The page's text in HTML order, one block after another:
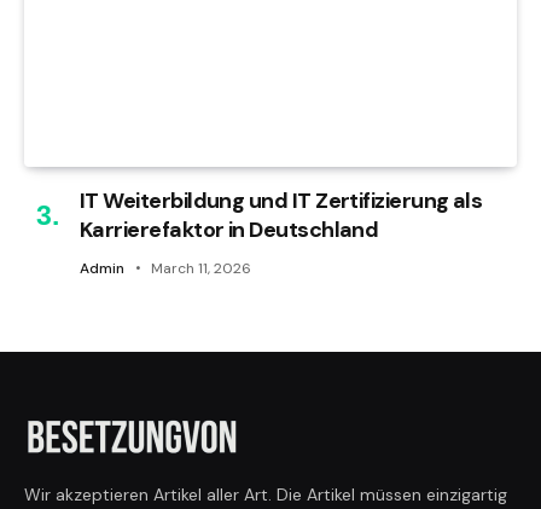
IT Weiterbildung und IT Zertifizierung als
Karrierefaktor in Deutschland
Admin March 11, 2026
Wir akzeptieren Artikel aller Art. Die Artikel müssen einzigartig